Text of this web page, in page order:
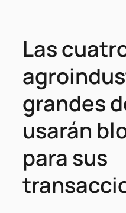
Las
grandes
usarán
para sus